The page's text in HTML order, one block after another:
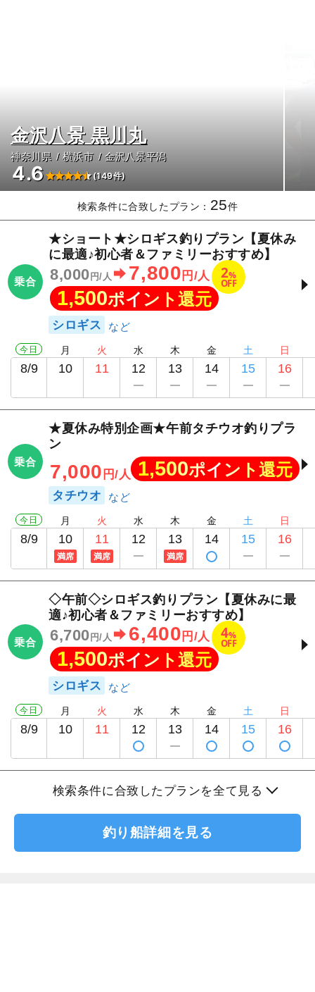
金沢八景 黒川丸
神奈川県 横浜市 金沢八景平潟
4.6 (149件)
検索条件に合致したプラン： 25件
乗合
★ショート★シロギス釣りプラン【夏休み
に最適♪初心者＆ファミリーおすすめ】
8,000 円/人 7,800 円/人 2%
OFF
1,500ポイント還元
シロギス
今日
8/9
月
10
火
11
水
12
木
13
金
14
土
15
日
16
乗合
★夏休み特別企画★午前タチウオ釣りプラ
ン
7,000 円/人 1,500ポイント還元
タチウオ
今日
8/9
月
10
満席
火
11
満席
水
12
木
13
満席
金
14
土
15
日
16
乗合
◇午前◇シロギス釣りプラン【夏休みに最
適♪初心者＆ファミリーおすすめ】
6,700円/人 6,400 円/人 4%
OFF
1,500ポイント還元
シロギス
今日
8/9
月
10
火
11
水
12
木
13
金
14
土
15
日
16
検索条件に合致したプランを全て見る
釣り船詳細を見る